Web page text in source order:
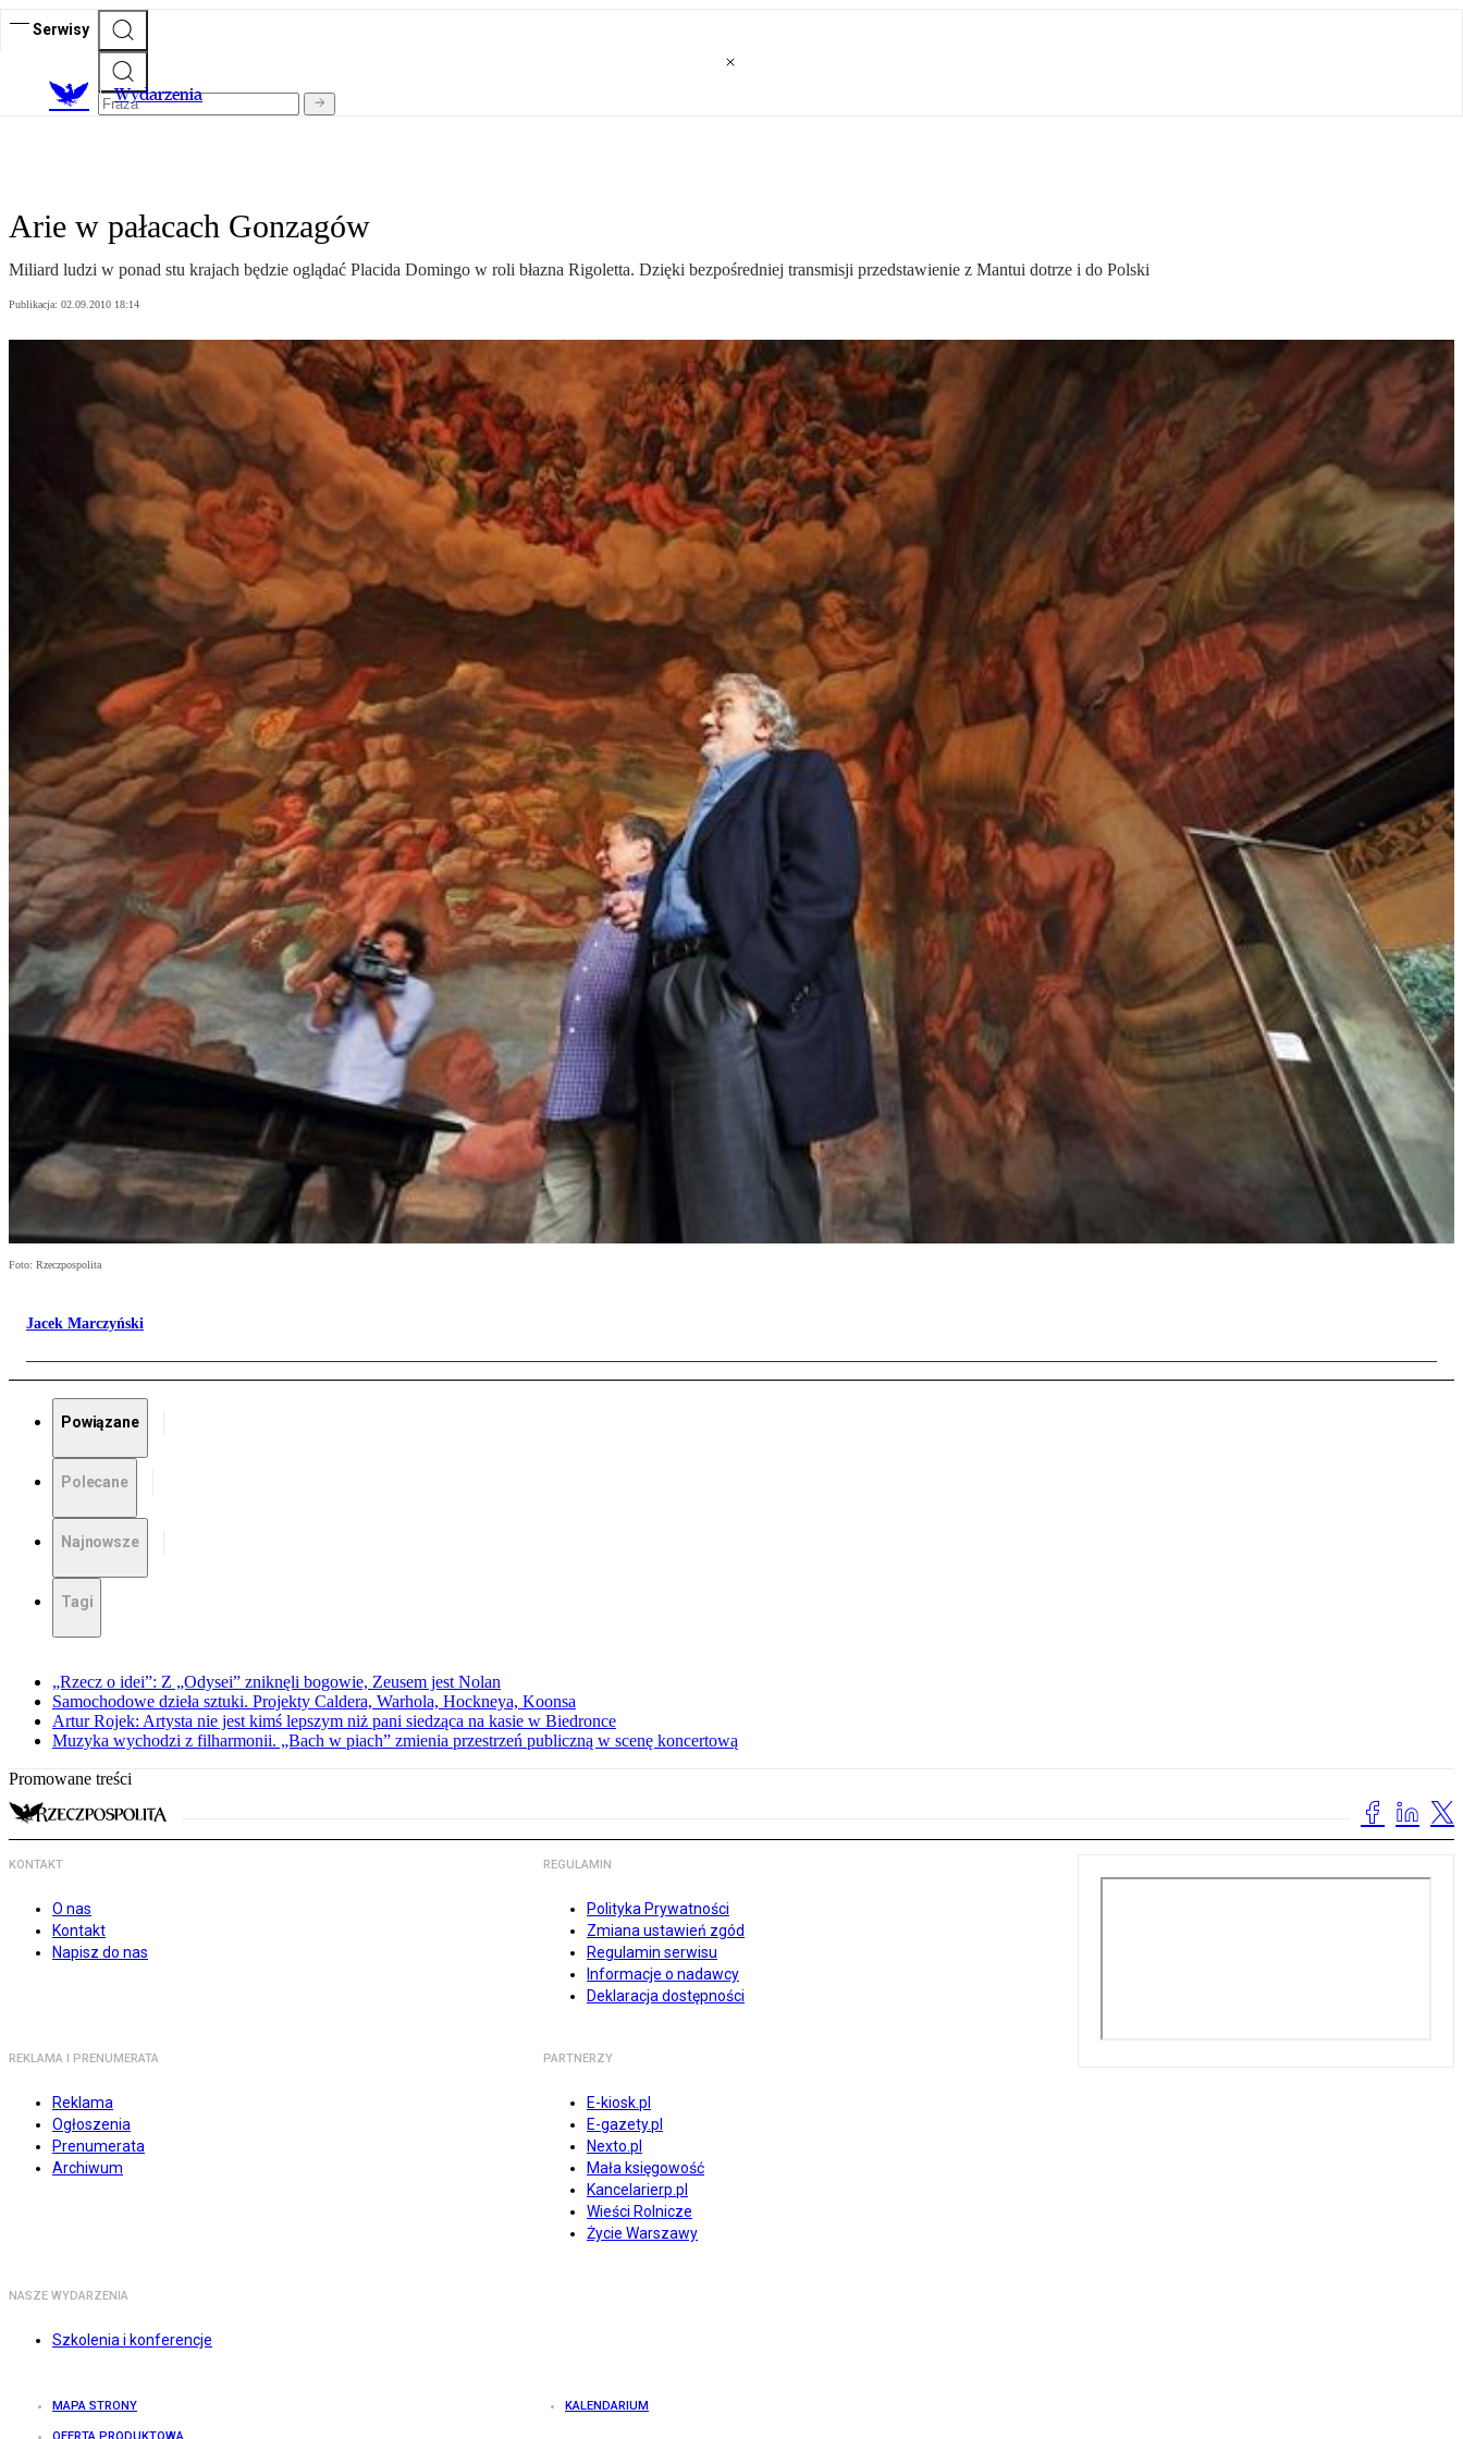
Serwisy
Wydarzenia
Arie w pałacach Gonzagów
Miliard ludzi w ponad stu krajach będzie oglądać Placida Domingo w roli błazna Rigoletta. Dzięki bezpośredniej transmisji przedstawienie z Mantui dotrze i do Polski
Publikacja: 02.09.2010 18:14
Foto: Rzeczpospolita
Jacek Marczyński
Powiązane
Polecane
Najnowsze
Tagi
„Rzecz o idei”: Z „Odysei” zniknęli bogowie, Zeusem jest Nolan
Samochodowe dzieła sztuki. Projekty Caldera, Warhola, Hockneya, Koonsa
Artur Rojek: Artysta nie jest kimś lepszym niż pani siedząca na kasie w Biedronce
Muzyka wychodzi z filharmonii. „Bach w piach” zmienia przestrzeń publiczną w scenę koncertową
Promowane treści
KONTAKT
O nas
Kontakt
Napisz do nas
REGULAMIN
Polityka Prywatności
Zmiana ustawień zgód
Regulamin serwisu
Informacje o nadawcy
Deklaracja dostępności
REKLAMA I PRENUMERATA
Reklama
Ogłoszenia
Prenumerata
Archiwum
PARTNERZY
E-kiosk.pl
E-gazety.pl
Nexto.pl
Mała księgowość
Kancelarierp.pl
Wieści Rolnicze
Życie Warszawy
NASZE WYDARZENIA
Szkolenia i konferencje
MAPA STRONY KALENDARIUM